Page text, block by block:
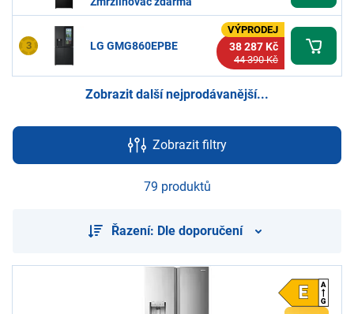
3 LG GMG860EPBE
VÝPRODEJ
38 287 Kč
44 390 Kč
Zobrazit další nejprodávanější...
Zobrazit filtry
79 produktů
Řazení: Dle doporučení